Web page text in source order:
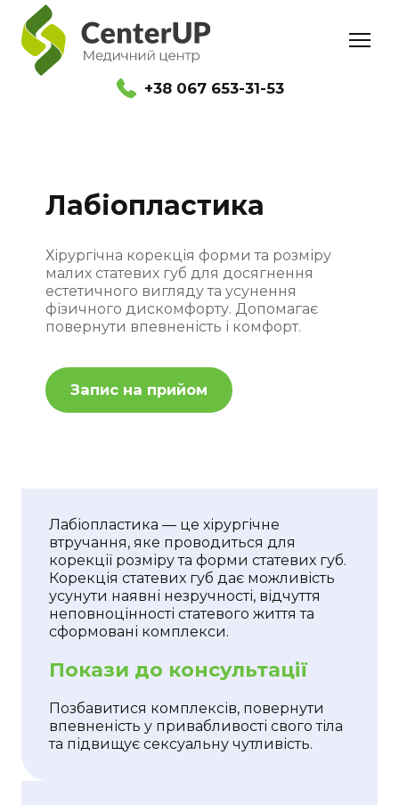
+38 067 653-31-53
Лабіопластика
Хірургічна корекція форми та розміру
малих статевих губ для досягнення
естетичного вигляду та усунення
фізичного дискомфорту. Допомагає
повернути впевненість і комфорт.
Запис на прийом
Лабіопластика — це хірургічне
втручання, яке проводиться для
корекції розміру та форми статевих губ.
Корекція статевих губ дає можливість
усунути наявні незручності, відчуття
неповноцінності статевого життя та
сформовані комплекси.
Покази до консультації
Позбавитися комплексів, повернути
впевненість у привабливості свого тіла
та підвищує сексуальну чутливість.